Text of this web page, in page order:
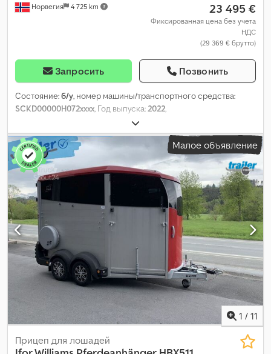
Норвегия 4 725 km 23 495 €
Фиксированная цена без учета
НДС
(29 369 € брутто)
Запросить Позвонить
Состояние:б/у, номер машины/транспортного средства:
SCKD00000H072xxxx, Год выпуска:2022,
Малое объявление
1 / 11
Прицеп для лошадей